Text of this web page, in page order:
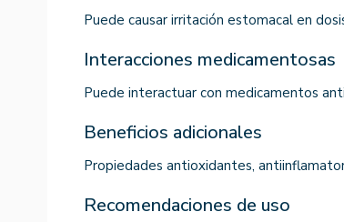
Puede causar irritación estomacal en
Interacciones medicamentosas
Puede interactuar con medicamentos
Beneficios adicionales
Propiedades antioxidantes,
Recomendaciones de uso